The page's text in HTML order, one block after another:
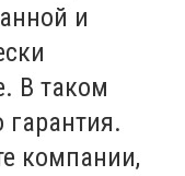
и
В таком
гарантия.
компании,